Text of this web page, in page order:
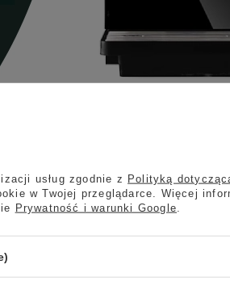
do kawy, stworzony z myślą o
nowoczesnymi funkcjami i łatwością
możliwość bezpośredniego
- Profesjonalny Ekspres dla Twojego
usług zgodnie z Polityką
w Twojej przeglądarce. Więcej
Prywatność i warunki Google